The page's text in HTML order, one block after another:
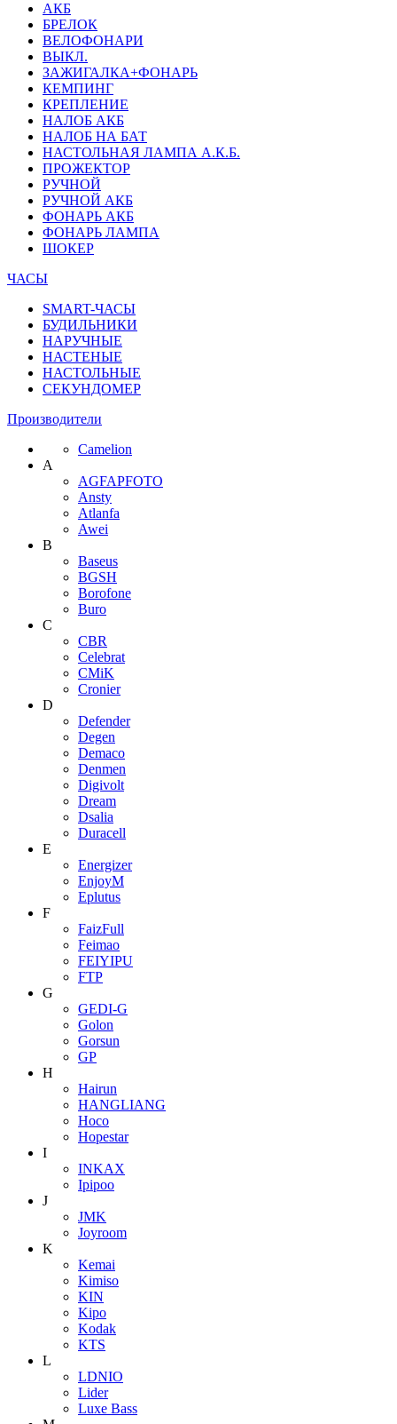
АКБ
БРЕЛОК
ВЕЛОФОНАРИ
ВЫКЛ.
ЗАЖИГАЛКА+ФОНАРЬ
КЕМПИНГ
КРЕПЛЕНИЕ
НАЛОБ АКБ
НАЛОБ НА БАТ
НАСТОЛЬНАЯ ЛАМПА А.К.Б.
ПРОЖЕКТОР
РУЧНОЙ
РУЧНОЙ АКБ
ФОНАРЬ АКБ
ФОНАРЬ ЛАМПА
ШОКЕР
ЧАСЫ
SMART-ЧАСЫ
БУДИЛЬНИКИ
НАРУЧНЫЕ
НАСТЕНЫЕ
НАСТОЛЬНЫЕ
СЕКУНДОМЕР
Производители
Camelion
A
AGFAPFOTO
Ansty
Atlanfa
Awei
B
Baseus
BGSH
Borofone
Buro
C
CBR
Celebrat
CMiK
Cronier
D
Defender
Degen
Demaco
Denmen
Digivolt
Dream
Dsalia
Duracell
E
Energizer
EnjoyM
Eplutus
F
FaizFull
Feimao
FEIYIPU
FTP
G
GEDI-G
Golon
Gorsun
GP
H
Hairun
HANGLIANG
Hoco
Hopestar
I
INKAX
Ipipoo
J
JMK
Joyroom
K
Kemai
Kimiso
KIN
Kipo
Kodak
KTS
L
LDNIO
Lider
Luxe Bass